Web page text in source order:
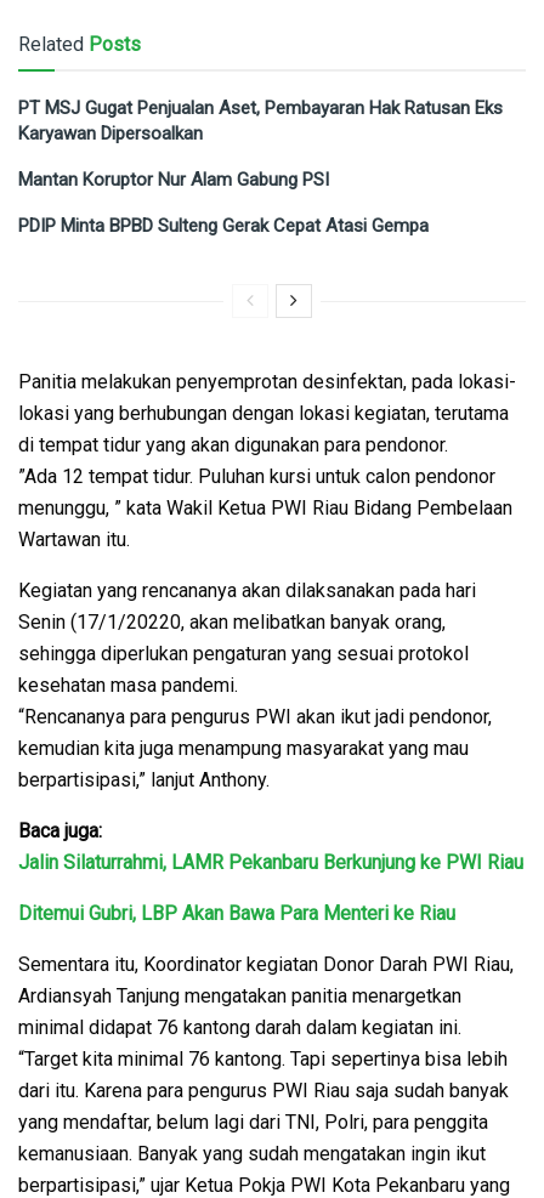
Related Posts
PT MSJ Gugat Penjualan Aset, Pembayaran Hak Ratusan Eks
Karyawan Dipersoalkan
Mantan Koruptor Nur Alam Gabung PSI
PDIP Minta BPBD Sulteng Gerak Cepat Atasi Gempa
Panitia melakukan penyemprotan desinfektan, pada lokasi-
lokasi yang berhubungan dengan lokasi kegiatan, terutama
di tempat tidur yang akan digunakan para pendonor.
”Ada 12 tempat tidur. Puluhan kursi untuk calon pendonor
menunggu, ” kata Wakil Ketua PWI Riau Bidang Pembelaan
Wartawan itu.
Kegiatan yang rencananya akan dilaksanakan pada hari
Senin (17/1/20220, akan melibatkan banyak orang,
sehingga diperlukan pengaturan yang sesuai protokol
kesehatan masa pandemi.
“Rencananya para pengurus PWI akan ikut jadi pendonor,
kemudian kita juga menampung masyarakat yang mau
berpartisipasi,” lanjut Anthony.
Baca juga:
Jalin Silaturrahmi, LAMR Pekanbaru Berkunjung ke PWI Riau
Ditemui Gubri, LBP Akan Bawa Para Menteri ke Riau
Sementara itu, Koordinator kegiatan Donor Darah PWI Riau,
Ardiansyah Tanjung mengatakan panitia menargetkan
minimal didapat 76 kantong darah dalam kegiatan ini.
“Target kita minimal 76 kantong. Tapi sepertinya bisa lebih
dari itu. Karena para pengurus PWI Riau saja sudah banyak
yang mendaftar, belum lagi dari TNI, Polri, para penggita
kemanusiaan. Banyak yang sudah mengatakan ingin ikut
berpartisipasi,” ujar Ketua Pokja PWI Kota Pekanbaru yang